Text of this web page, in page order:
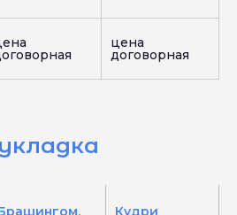
цена
договорная
Кудри